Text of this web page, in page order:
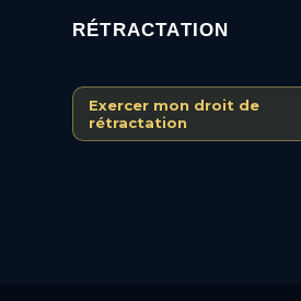
RÉTRACTATION
Exercer mon droit de
rétractation